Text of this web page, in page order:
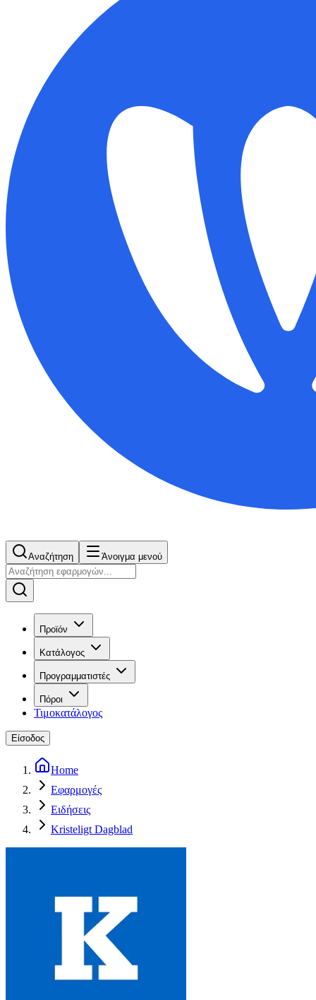
Αναζήτηση Άνοιγμα μενού
Προϊόν
Κατάλογος
Προγραμματιστές
Πόροι
Τιμοκατάλογος
Είσοδος
Home
Εφαρμογές
Ειδήσεις
Kristeligt Dagblad